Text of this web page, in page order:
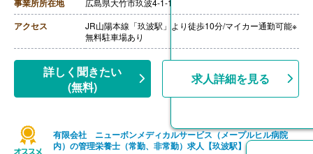
追加で支給
【賞与】年2回（計2.00ヶ月分）※前年度実績
【通勤手当】あり（上限20,000円/月）
【昇給】あり（1月あたり0円-4,000円）※前年度実績
++++++++++++++++++++
【管理栄養士・栄養士/常勤】※正社員
【月給】200,000円-280,000円
【賞与】年2回
【昇給】あり（年1回）
【退職金】なし
アクセス
JR山陽本線「玖波駅」より徒歩10分/マイカー通勤可能※
無料駐車場あり
詳しく聞きたい
(無料)
求人詳細を見る
有限会社 ニューボンメディカルサービス（メープルヒル病院
内）の管理栄養士（常勤、非常勤）求人【玖波駅】